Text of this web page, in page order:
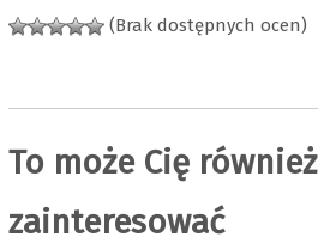
(Brak dostępnych ocen)
To może Cię również
zainteresować